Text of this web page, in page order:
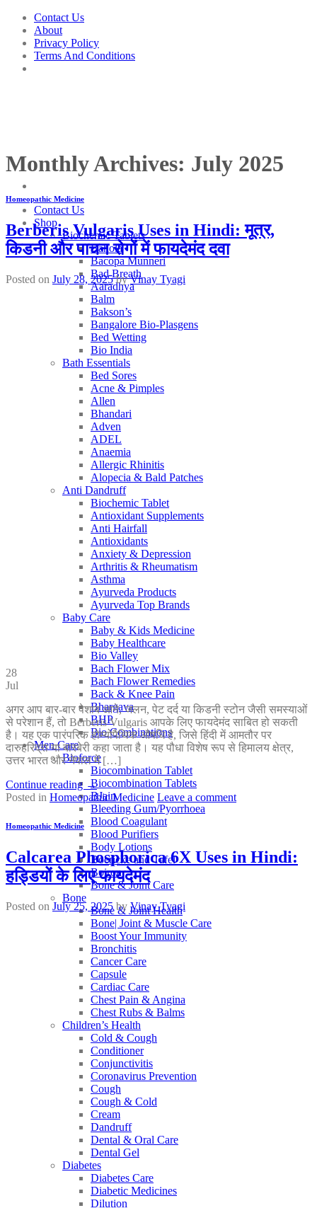
Skip
content
Contact Us
About
Privacy Policy
Terms And Conditions
Contact Us
Shop
Biochemic Tablets
Bahola
Bacopa Munneri
Bad Breath
Aaradhya
Balm
Bakson’s
Bangalore Bio-Plasgens
Bed Wetting
Bio India
Bath Essentials
Bed Sores
Acne & Pimples
Allen
Bhandari
Adven
ADEL
Anaemia
Allergic Rhinitis
Alopecia & Bald Patches
Anti Dandruff
Biochemic Tablet
Antioxidant Supplements
Anti Hairfall
Antioxidants
Anxiety & Depression
Arthritis & Rheumatism
Asthma
Ayurveda Products
Ayurveda Top Brands
Baby Care
Baby & Kids Medicine
Baby Healthcare
Bio Valley
Bach Flower Mix
Bach Flower Remedies
Back & Knee Pain
Bhargava
BHP
Bio Combinations
Men Care
Bioforce
Biocombination Tablet
Biocombination Tablets
BJain
Bleeding Gum/Pyorrhoea
Blood Coagulant
Blood Purifiers
Body Lotions
Boericke and Tafel
Boiron
Bone & Joint Care
Bone
Bone & Joint Health
Bone| Joint & Muscle Care
Boost Your Immunity
Bronchitis
Cancer Care
Capsule
Cardiac Care
Chest Pain & Angina
Chest Rubs & Balms
Children’s Health
Cold & Cough
Conditioner
Conjunctivitis
Coronavirus Prevention
Cough
Cough & Cold
Cream
Dandruff
Dental & Oral Care
Dental Gel
Diabetes
Diabetes Care
Diabetic Medicines
Dilution
Monthly Archives: July 2025
Homeopathic Medicine
Berberis Vulgaris Uses in Hindi: मूत्र,
किडनी और पाचन रोगों में फायदेमंद दवा
Posted on July 28, 2025 byVinay Tyagi
28
Jul
अगर आप बार-बार पेशाब आने, जलन, पेट दर्द या किडनी स्टोन जैसी समस्याओं
से परेशान हैं, तो Berberis Vulgaris आपके लिए फायदेमंद साबित हो सकती
है। यह एक पारंपरिक होम्योपैथिक औषधि है, जिसे हिंदी में आमतौर पर
दारुहरिद्रा या बारबेरी कहा जाता है। यह पौधा विशेष रूप से हिमालय क्षेत्र,
उत्तर भारत और नेपाल में […]
Continue reading →
Posted in Homeopathic Medicine Leave a comment
Homeopathic Medicine
Calcarea Phosphorica 6X Uses in Hindi:
हड्डियों के लिए फायदेमंद
Posted on July 25, 2025 by Vinay Tyagi